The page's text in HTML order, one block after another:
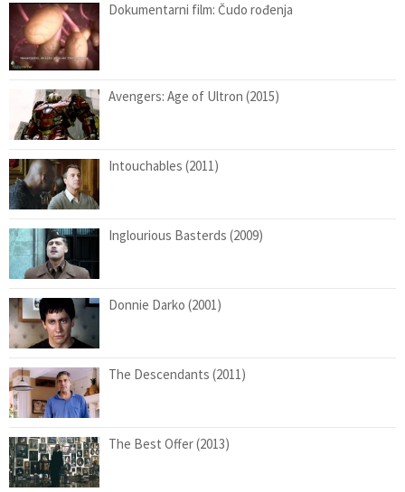
Dokumentarni film: Čudo rođenja
Avengers: Age of Ultron (2015)
Intouchables (2011)
Inglourious Basterds (2009)
Donnie Darko (2001)
The Descendants (2011)
The Best Offer (2013)